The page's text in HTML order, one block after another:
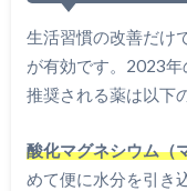
生活習慣の改善だけ
が有効です。2023
推奨される薬は以下
酸化マグネシウム（
めて便に水分を引き